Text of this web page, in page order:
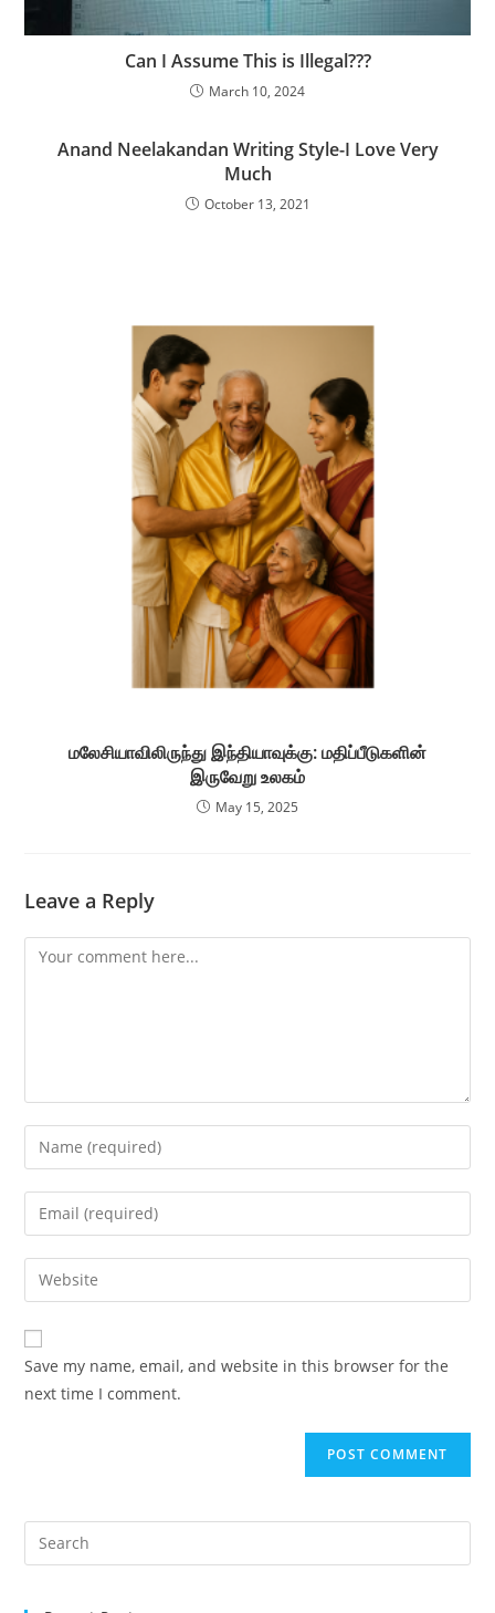
Can I Assume This is Illegal???
March 10, 2024
Anand Neelakandan Writing Style-I Love Very
Much
October 13, 2021
மலேசியாவிலிருந்து இந்தியாவுக்கு: மதிப்பீடுகளின்
இருவேறு உலகம்
May 15, 2025
Leave a Reply
Save my name, email, and website in this browser for the
next time I comment.